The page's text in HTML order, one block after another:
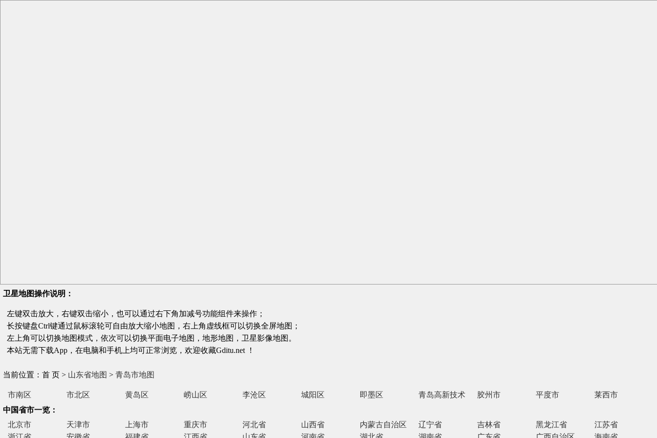
卫星地图操作说明：
左键双击放大，右键双击缩小，也可以通过右下角加减号功能组件来操作；
长按键盘Ctrl键通过鼠标滚轮可自由放大缩小地图，右上角虚线框可以切换全屏地图；
左上角可以切换地图模式，依次可以切换平面电子地图，地形地图，卫星影像地图。
本站无需下载App，在电脑和手机上均可正常浏览，欢迎收藏Gditu.net ！
当前位置：首 页 > 山东省地图 > 青岛市地图
市南区 市北区 黄岛区 崂山区 李沧区 城阳区 即墨区
青岛高新技术
胶州市 平度市
莱西市
中国省市一览：
北京市
天津市 上海市 重庆市 河北省 山西省 内蒙古自治区 辽宁省 吉林省 黑龙江省
江苏省